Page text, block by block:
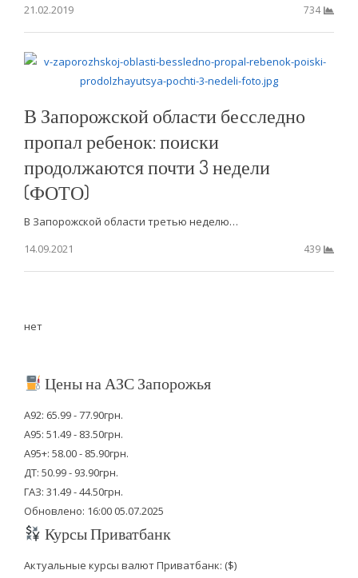
21.02.2019
734
В Запорожской области бесследно
пропал ребенок: поиски
продолжаются почти 3 недели
(ФОТО)
В Запорожской области третью неделю…
14.09.2021
439
нет
Цены на АЗС Запорожья
А92: 65.99 - 77.90грн.
А95: 51.49 - 83.50грн.
А95+: 58.00 - 85.90грн.
ДТ: 50.99 - 93.90грн.
ГАЗ: 31.49 - 44.50грн.
Обновлено: 16:00 05.07.2025
Курсы Приватбанк
Актуальные курсы валют Приватбанк: ($)